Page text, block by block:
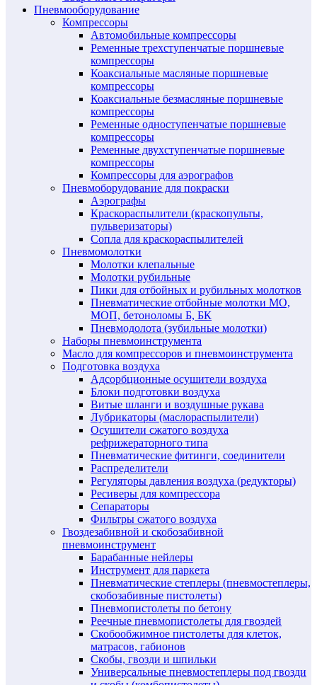
Пневмооборудование
Компрессоры
Автомобильные компрессоры
Ременные трехступенчатые поршневые
компрессоры
Коаксиальные масляные поршневые
компрессоры
Коаксиальные безмасляные поршневые
компрессоры
Ременные одноступенчатые поршневые
компрессоры
Ременные двухступенчатые поршневые
компрессоры
Компрессоры для аэрографов
Пневмоборудование для покраски
Аэрографы
Краскораспылители (краскопульты,
пульверизаторы)
Сопла для краскораспылителей
Пневмомолотки
Молотки клепальные
Молотки рубильные
Пики для отбойных и рубильных молотков
Пневматические отбойные молотки МО,
МОП, бетоноломы Б, БК
Пневмодолота (зубильные молотки)
Наборы пневмоинструмента
Масло для компрессоров и пневмоинструмента
Подготовка воздуха
Адсорбционные осушители воздуха
Блоки подготовки воздуха
Витые шланги и воздушные рукава
Лубрикаторы (маслораспылители)
Осушители сжатого воздуха
рефрижераторного типа
Пневматические фитинги, соединители
Распределители
Регуляторы давления воздуха (редукторы)
Ресиверы для компрессора
Сепараторы
Фильтры сжатого воздуха
Гвоздезабивной и скобозабивной
пневмоинструмент
Барабанные нейлеры
Инструмент для паркета
Пневматические степлеры (пневмостеплеры,
скобозабивные пистолеты)
Пневмопистолеты по бетону
Реечные пневмопистолеты для гвоздей
Скобообжимное пистолеты для клеток,
матрасов, габионов
Скобы, гвозди и шпильки
Универсальные пневмостеплеры под гвозди